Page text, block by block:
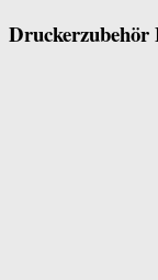
Druckerzubehör